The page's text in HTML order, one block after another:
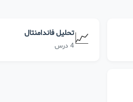
📈تحلیل فاندامنتال
4 درس